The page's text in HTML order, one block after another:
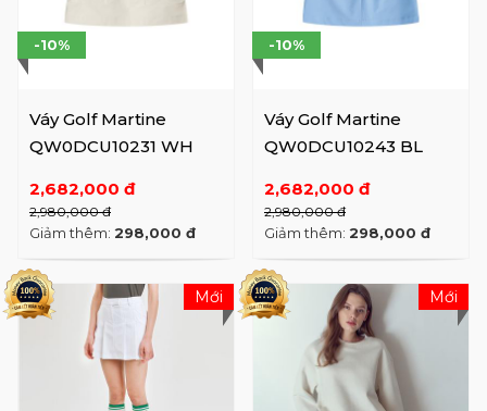
Váy Golf Martine
QW0DCU10231 WH
2,682,000 đ
2,980,000 đ
-10%
Giảm thêm: 298,000 đ
Váy Golf Martine
QW0DCU10243 BL
2,682,000 đ
2,980,000 đ
-10%
Giảm thêm: 298,000 đ
Mới Mới